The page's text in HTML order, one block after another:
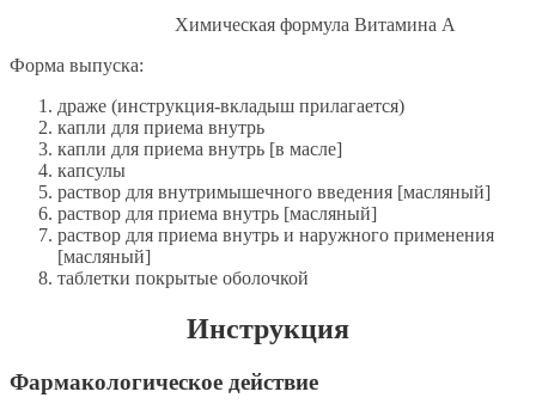
Химическая формула Витамина А
Форма выпуска:
драже (инструкция-вкладыш прилагается)
капли для приема внутрь
капли для приема внутрь [в масле]
капсулы
раствор для внутримышечного введения [масляный]
раствор для приема внутрь [масляный]
раствор для приема внутрь и наружного применения
[масляный]
таблетки покрытые оболочкой
Инструкция
Фармакологическое действие